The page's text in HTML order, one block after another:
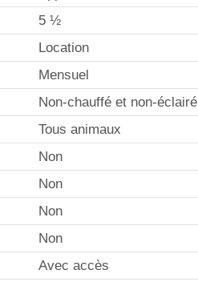
5 ½
Location
Mensuel
Non-chauffé et non-éclairé
Tous animaux
Non
Non
Non
Non
Avec accès